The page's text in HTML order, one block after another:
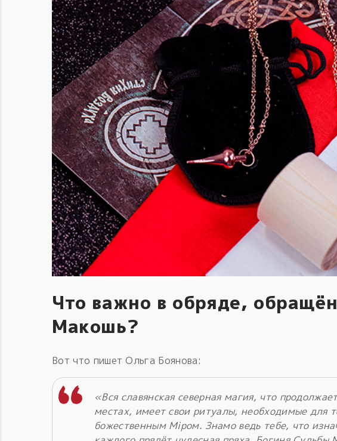
Что важно в обряде,
Макошь?
Вот что пишет Ольга Боянова:
«Вся славянская северная магия, что
местах, имеет свои ритуалы, необходимые для
божественным Мiром. Знамо ведь тебе, что